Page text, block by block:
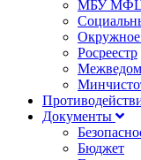
МБУ
Окружное
Росреестр
Документы
Бюджет